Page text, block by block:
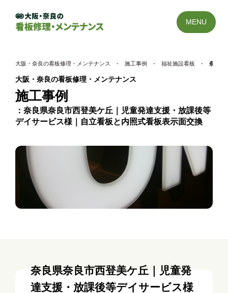
MENU
大阪・奈良の看板修理・メンテナンス - 施工事例 - 福祉施設看板 - 奈良県
大阪・奈良の看板修理・メンテナンス
施工事例
奈良県奈良市西登美ケ丘｜​児童発達支援・放課後等
デイサービス様｜自立看板と内照式看板表示面交換
奈良県奈良市西登美ケ丘｜​児童発
達支援・放課後等デイサービス様